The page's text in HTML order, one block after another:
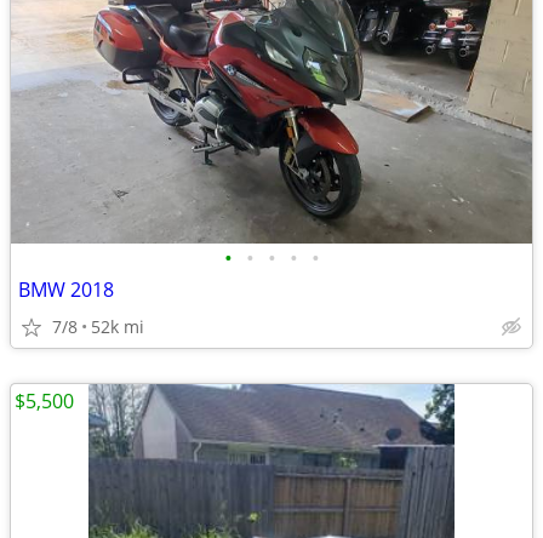
• • • • •
BMW 2018
7/8 52k mi
$5,500